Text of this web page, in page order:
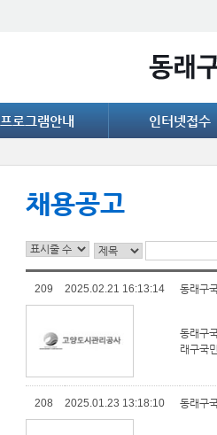
프로그램안내 인터넷접수
채용공고
209 2025.02.21 16:13:14 동래구
동래구
래구국
208 2025.01.23 13:18:10 동래구